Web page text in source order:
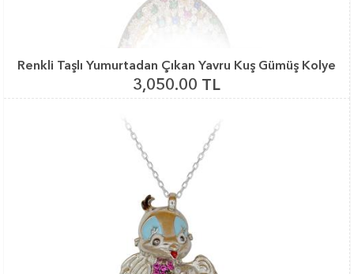
Renkli Taşlı Yumurtadan Çıkan Yavru Kuş Gümüş Kolye
3,050.00 TL